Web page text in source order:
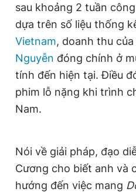
Hotline
0906 645 777
Đặt báo Quảng cáo RSS
Tổng biên tập: Nguyễn Ngọc Toàn
Phó tổng biên tập thường trực:
Phó tổng biên tập: Lâm Hiếu Dũng
Phó tổng biên tập: Trần Việt Hưng
Giấy phép xuất bản số 110/GP -
© 2003-2026 Bản quyền thuộc
chép dưới mọi hình thức nếu
bản. Phát triển bởi ePi
sau khoảng 2 tuần
dựa trên số liệu thống
Vietnam, doanh thu
Nguyễn đóng chính ở
tính đến hiện tại. Điều
phim lỗ nặng khi trình
Nam.
Nói về giải pháp, đạo
Cương cho biết anh và
hướng đến việc mang